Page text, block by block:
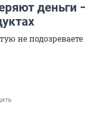
деньги
не подозреваете